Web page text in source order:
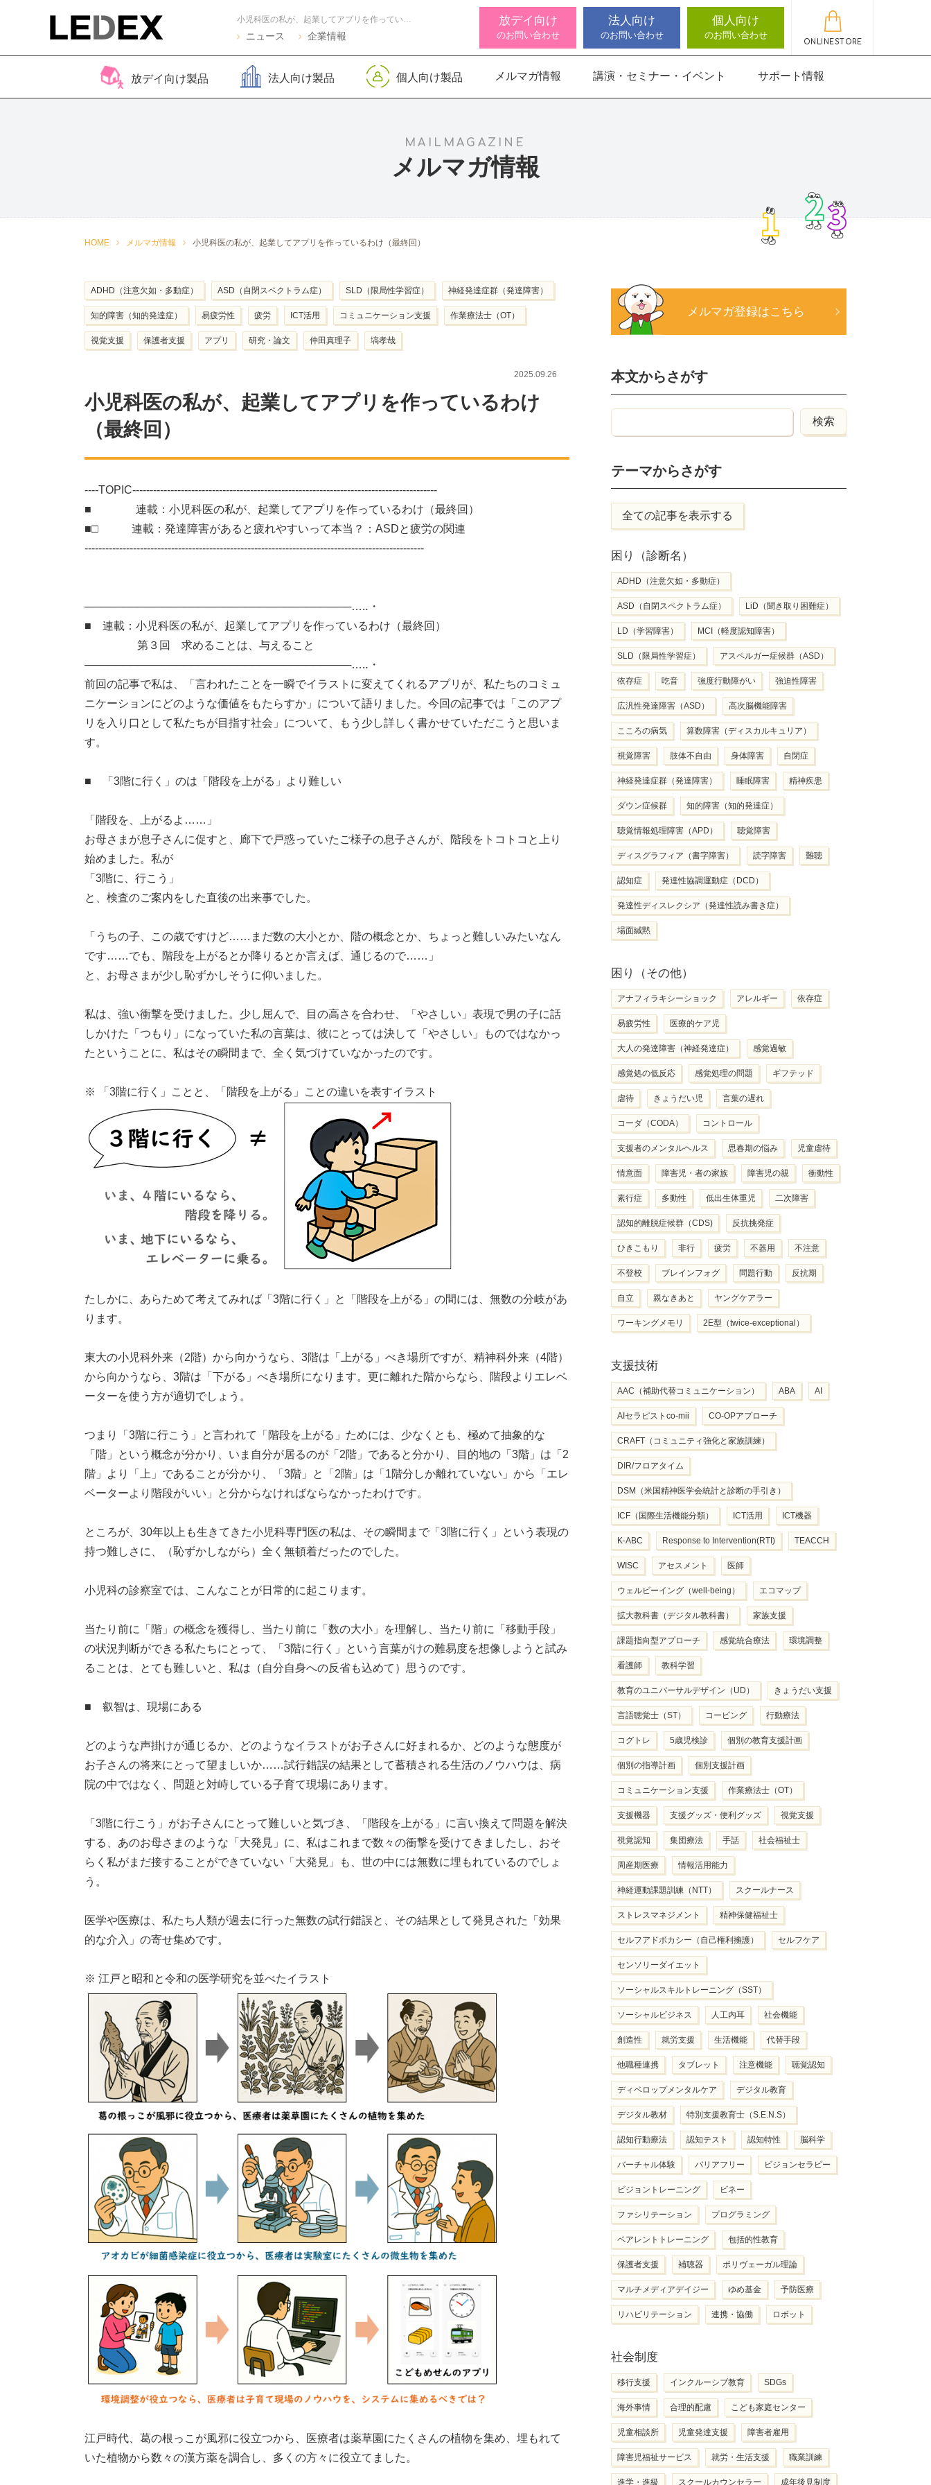
ニュース 企業情報
放デイ向け
のお問い合わせ
法人向け
のお問い合わせ
個人向け
のお問い合わせ
ONLINESTORE
放デイ向け製品 法人向け製品
脳バランサー キッズ
個人向け製品
こども脳機能バランサ
トKIDS
ト
メルマガ情報 講演・セミナー・イベント サポート情報
小児科医の私が、起業してアプリを作っているわけ（最終回）
MAILMAGAZINE
メルマガ情報
HOME メルマガ情報 小児科医の私が、起業してアプリを作っているわけ（最終回）
ADHD（注意欠如・多動症） ASD（自閉スペクトラム症） SLD（限局性学習症） 神経発達症群（発達障害）
知的障害（知的発達症） 易疲労性 疲労 ICT活用 コミュニケーション支援 作業療法士（OT）
視覚支援 保護者支援 アプリ 研究・論文 仲田真理子 塙孝哉
2025.09.26
小児科医の私が、起業してアプリを作っているわけ
（最終回）
----TOPIC----------------------------------------------------------------------------------------
■ 連載：小児科医の私が、起業してアプリを作っているわけ（最終回）
■□ 連載：発達障害があると疲れやすいって本当？：ASDと疲労の関連
--------------------------------------------------------------------------------------------------
───────────────────────────────────…‥・
■ 連載：小児科医の私が、起業してアプリを作っているわけ（最終回）
第３回 求めることは、与えること
───────────────────────────────────…‥・
前回の記事で私は、「言われたことを一瞬でイラストに変えてくれるアプリが、私たちのコミュ
ニケーションにどのような価値をもたらすか」について語りました。今回の記事では「このアプ
リを入り口として私たちが目指す社会」について、もう少し詳しく書かせていただこうと思いま
す。
■ 「3階に行く」のは「階段を上がる」より難しい
「階段を、上がるよ……」
お母さまが息子さんに促すと、廊下で戸惑っていたご様子の息子さんが、階段をトコトコと上り
始めました。私が
「3階に、行こう」
と、検査のご案内をした直後の出来事でした。
「うちの子、この歳ですけど……まだ数の大小とか、階の概念とか、ちょっと難しいみたいなん
です……でも、階段を上がるとか降りるとか言えば、通じるので……」
と、お母さまが少し恥ずかしそうに仰いました。
私は、強い衝撃を受けました。少し屈んで、目の高さを合わせ、「やさしい」表現で男の子に話
しかけた「つもり」になっていた私の言葉は、彼にとっては決して「やさしい」ものではなかっ
たということに、私はその瞬間まで、全く気づけていなかったのです。
※ 「3階に行く」ことと、「階段を上がる」ことの違いを表すイラスト
たしかに、あらためて考えてみれば「3階に行く」と「階段を上がる」の間には、無数の分岐があ
ります。
東大の小児科外来（2階）から向かうなら、3階は「上がる」べき場所ですが、精神科外来（4階）
から向かうなら、3階は「下がる」べき場所になります。更に離れた階からなら、階段よりエレベ
ーターを使う方が適切でしょう。
つまり「3階に行こう」と言われて「階段を上がる」ためには、少なくとも、極めて抽象的な
「階」という概念が分かり、いま自分が居るのが「2階」であると分かり、目的地の「3階」は「2
階」より「上」であることが分かり、「3階」と「2階」は「1階分しか離れていない」から「エレ
ベーターより階段がいい」と分からなければならなかったわけです。
ところが、30年以上も生きてきた小児科専門医の私は、その瞬間まで「3階に行く」という表現の
持つ難しさに、（恥ずかしながら）全く無頓着だったのでした。
小児科の診察室では、こんなことが日常的に起こります。
当たり前に「階」の概念を獲得し、当たり前に「数の大小」を理解し、当たり前に「移動手段」
の状況判断ができる私たちにとって、「3階に行く」という言葉がけの難易度を想像しようと試み
ることは、とても難しいと、私は（自分自身への反省も込めて）思うのです。
■ 叡智は、現場にある
どのような声掛けが通じるか、どのようなイラストがお子さんに好まれるか、どのような態度が
お子さんの将来にとって望ましいか……試行錯誤の結果として蓄積される生活のノウハウは、病
院の中ではなく、問題と対峙している子育て現場にあります。
「3階に行こう」がお子さんにとって難しいと気づき、「階段を上がる」に言い換えて問題を解決
する、あのお母さまのような「大発見」に、私はこれまで数々の衝撃を受けてきましたし、おそ
らく私がまだ接することができていない「大発見」も、世の中には無数に埋もれているのでしょ
う。
医学や医療は、私たち人類が過去に行った無数の試行錯誤と、その結果として発見された「効果
的な介入」の寄せ集めです。
※ 江戸と昭和と令和の医学研究を並べたイラスト
江戸時代、葛の根っこが風邪に役立つから、医療者は薬草園にたくさんの植物を集め、埋もれて
いた植物から数々の漢方薬を調合し、多くの方々に役立てました。
メルマガ登録はこちら
本文からさがす
テーマからさがす
全ての記事を表示する
困り（診断名）
ADHD（注意欠如・多動症）
ASD（自閉スペクトラム症） LiD（聞き取り困難症）
LD（学習障害） MCI（軽度認知障害）
SLD（限局性学習症） アスペルガー症候群（ASD）
依存症 吃音 強度行動障がい 強迫性障害
広汎性発達障害（ASD） 高次脳機能障害
こころの病気 算数障害（ディスカルキュリア）
視覚障害 肢体不自由 身体障害 自閉症
神経発達症群（発達障害） 睡眠障害 精神疾患
ダウン症候群 知的障害（知的発達症）
聴覚情報処理障害（APD） 聴覚障害
ディスグラフィア（書字障害） 読字障害 難聴
認知症 発達性協調運動症（DCD）
発達性ディスレクシア（発達性読み書き症）
場面緘黙
困り（その他）
アナフィラキシーショック アレルギー 依存症
易疲労性 医療的ケア児
大人の発達障害（神経発達症） 感覚過敏
感覚処の低反応 感覚処理の問題 ギフテッド
虐待 きょうだい児 言葉の遅れ
コーダ（CODA） コントロール
支援者のメンタルヘルス 思春期の悩み 児童虐待
情意面 障害児・者の家族 障害児の親 衝動性
素行症 多動性 低出生体重児 二次障害
認知的離脱症候群（CDS) 反抗挑発症
ひきこもり 非行 疲労 不器用 不注意
不登校 ブレインフォグ 問題行動 反抗期
自立 親なきあと ヤングケアラー
ワーキングメモリ 2E型（twice-exceptional）
支援技術
AAC（補助代替コミュニケーション） ABA AI
AIセラピストco-mii CO-OPアプローチ
CRAFT（コミュニティ強化と家族訓練）
DIR/フロアタイム
DSM（米国精神医学会統計と診断の手引き）
ICF（国際生活機能分類） ICT活用 ICT機器
K-ABC Response to Intervention(RTI) TEACCH
WISC アセスメント 医師
ウェルビーイング（well-being） エコマップ
拡大教科書（デジタル教科書） 家族支援
課題指向型アプローチ 感覚統合療法 環境調整
看護師 教科学習
教育のユニバーサルデザイン（UD） きょうだい支援
言語聴覚士（ST） コーピング 行動療法
コグトレ 5歳児検診 個別の教育支援計画
個別の指導計画 個別支援計画
コミュニケーション支援 作業療法士（OT）
支援機器 支援グッズ・便利グッズ 視覚支援
視覚認知 集団療法 手話 社会福祉士
周産期医療 情報活用能力
神経運動課題訓練（NTT） スクールナース
ストレスマネジメント 精神保健福祉士
セルフアドボカシー（自己権利擁護） セルフケア
センソリーダイエット
ソーシャルスキルトレーニング（SST）
ソーシャルビジネス 人工内耳 社会機能
創造性 就労支援 生活機能 代替手段
他職種連携 タブレット 注意機能 聴覚認知
ディベロップメンタルケア デジタル教育
デジタル教材 特別支援教育士（S.E.N.S）
認知行動療法 認知テスト 認知特性 脳科学
バーチャル体験 バリアフリー ビジョンセラピー
ビジョントレーニング ビネー
ファシリテーション プログラミング
ペアレントトレーニング 包括的性教育
保護者支援 補聴器 ポリヴェーガル理論
マルチメディアデイジー ゆめ基金 予防医療
リハビリテーション 連携・協働 ロボット
社会制度
移行支援 インクルーシブ教育 SDGs
海外事情 合理的配慮 こども家庭センター
児童相談所 児童発達支援 障害者雇用
障害児福祉サービス 就労・生活支援 職業訓練
進学・進級 スクールカウンセラー 成年後見制度